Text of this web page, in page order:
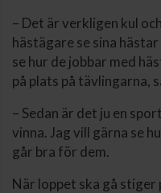
– Det är verkligen kul
hästägare se sina
se hur de jobbar med
på plats på tävlingarna,
– Sedan är det ju en
vinna. Jag vill gärna se
går bra för dem.
När loppet ska gå stiger